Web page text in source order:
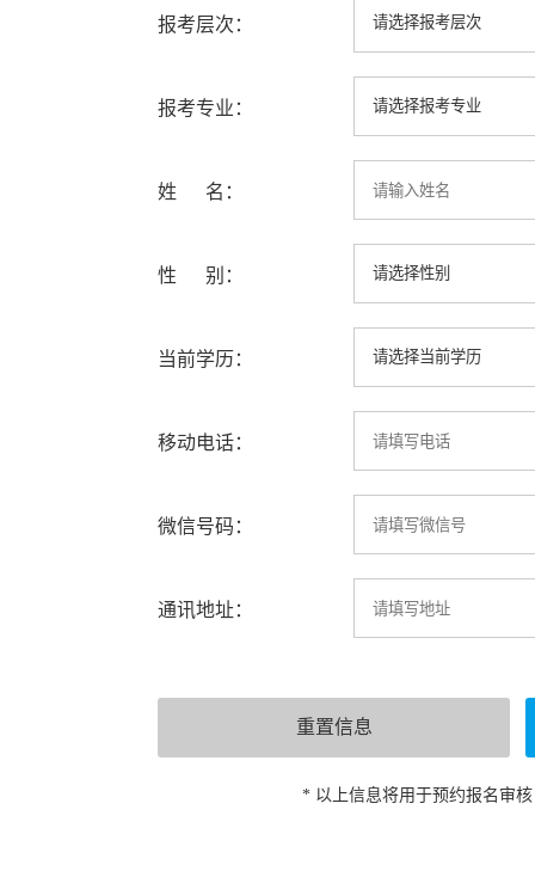
报考层次：
报考专业：
姓 名：
性 别：
当前学历：
移动电话：
微信号码：
通讯地址：
* 以上信息将用于预约报名审